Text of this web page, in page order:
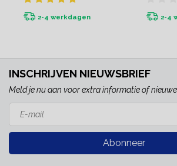
2-4 werkdagen 2-4
INSCHRIJVEN NIEUWSBRIEF
Meld je nu aan voor extra informatie of
Abonneer